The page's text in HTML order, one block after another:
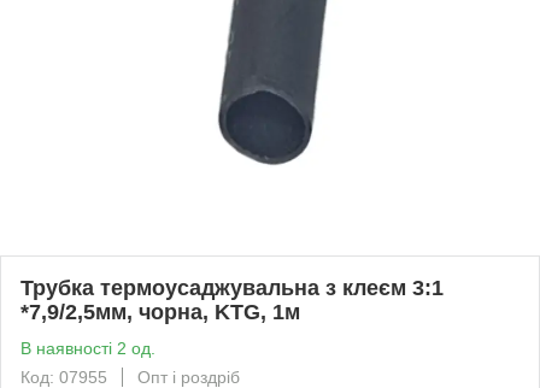
Трубка термоусаджувальна з клеєм 3:1
*7,9/2,5мм, чорна, KTG, 1м
В наявності 2 од.
Код: 07955
Опт і роздріб